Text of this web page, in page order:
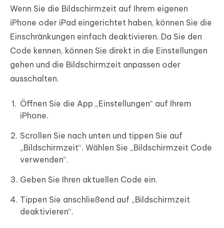
Wenn Sie die Bildschirmzeit auf Ihrem eigenen
iPhone oder iPad eingerichtet haben, können Sie die
Einschränkungen einfach deaktivieren. Da Sie den
Code kennen, können Sie direkt in die Einstellungen
gehen und die Bildschirmzeit anpassen oder
ausschalten.
Öffnen Sie die App „Einstellungen“ auf Ihrem
iPhone.
Scrollen Sie nach unten und tippen Sie auf
„Bildschirmzeit“. Wählen Sie „Bildschirmzeit Code
verwenden“.
Geben Sie Ihren aktuellen Code ein.
Tippen Sie anschließend auf „Bildschirmzeit
deaktivieren“.